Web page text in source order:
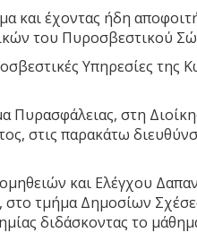
και έχοντας ήδη
του Πυροσβεστικού
Υπηρεσίες
Πυρασφάλειας, στη
στις παρακάτω
και Ελέγχου
στο τμήμα Δημοσίων
διδάσκοντας το